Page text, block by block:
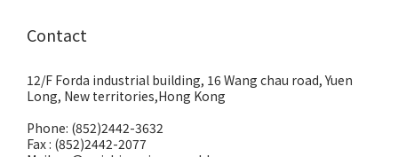
Contact
12/F Forda industrial building, 16 Wang chau road, Yuen
Long, New territories,Hong Kong
Phone: (852)2442-3632
Fax : (852)2442-2077